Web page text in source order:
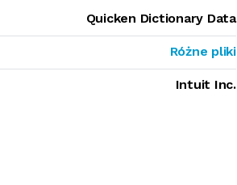
Quicken Dictionary Data
Różne pliki
Intuit Inc.